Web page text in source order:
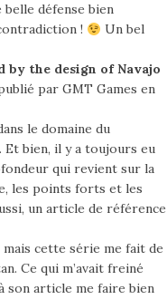
belle défense bien
!
Un bel
by the design of Navajo
par GMT Games en
le domaine du
Et bien, il y a toujours eu
qui revient sur la
les points forts et les
un article de référence
cette série me fait de
Ce qui m’avait freiné
son article me faire bien